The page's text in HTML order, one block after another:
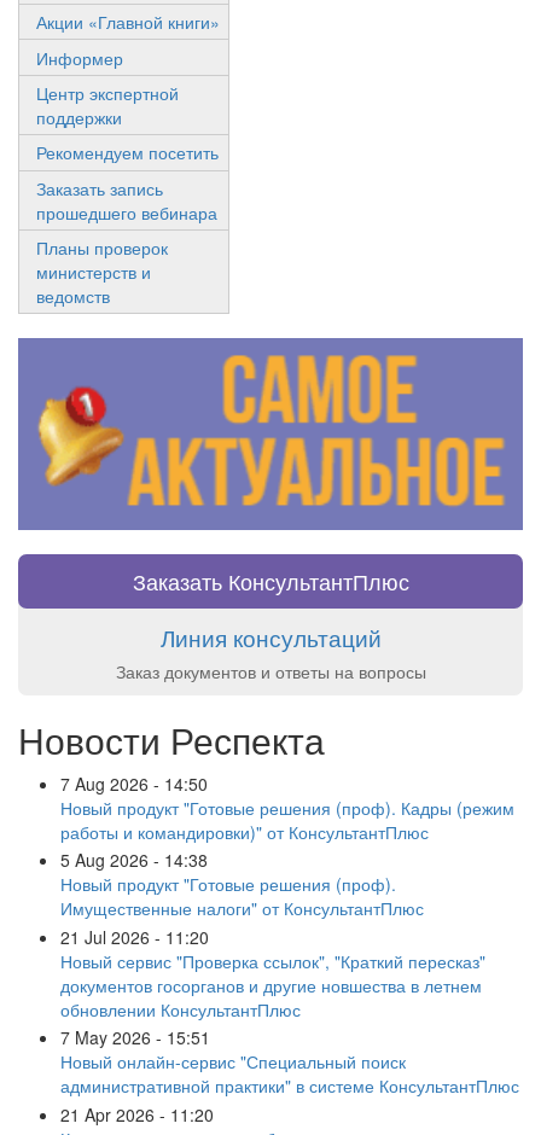
Акции «Главной книги»
Информер
Центр экспертной
поддержки
Рекомендуем посетить
Заказать запись
прошедшего вебинара
Планы проверок
министерств и
ведомств
Заказать КонсультантПлюс
Линия консультаций
Заказ документов и ответы на вопросы
Новости Респекта
7 Aug 2026 - 14:50
Новый продукт "Готовые решения (проф). Кадры (режим
работы и командировки)" от КонсультантПлюс
5 Aug 2026 - 14:38
Новый продукт "Готовые решения (проф).
Имущественные налоги" от КонсультантПлюс
21 Jul 2026 - 11:20
Новый сервис "Проверка ссылок", "Краткий пересказ"
документов госорганов и другие новшества в летнем
обновлении КонсультантПлюс
7 May 2026 - 15:51
Новый онлайн-сервис "Специальный поиск
административной практики" в системе КонсультантПлюс
21 Apr 2026 - 11:20